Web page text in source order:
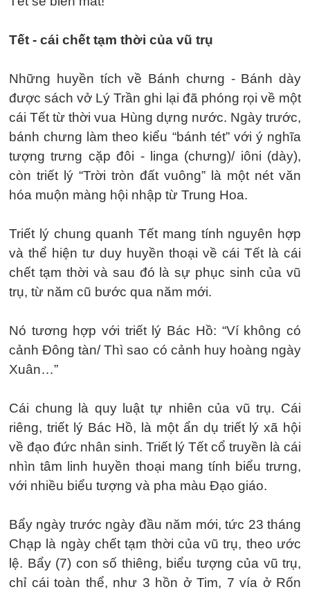
Tết - cái chết tạm thời của vũ trụ
Những huyền tích về Bánh chưng - Bánh dày
được sách vở Lý Trần ghi lại đã phóng rọi về một
cái Tết từ thời vua Hùng dựng nước. Ngày trước,
bánh chưng làm theo kiểu “bánh tét” với ý nghĩa
tượng trưng cặp đôi - linga (chưng)/ iôni (dày),
còn triết lý “Trời tròn đất vuông” là một nét văn
hóa muộn màng hội nhập từ Trung Hoa.
Triết lý chung quanh Tết mang tính nguyên hợp
và thể hiện tư duy huyền thoại về cái Tết là cái
chết tạm thời và sau đó là sự phục sinh của vũ
trụ, từ năm cũ bước qua năm mới.
Nó tương hợp với triết lý Bác Hồ: “Ví không có
cảnh Đông tàn/ Thì sao có cảnh huy hoàng ngày
Xuân…”
Cái chung là quy luật tự nhiên của vũ trụ. Cái
riêng, triết lý Bác Hồ, là một ẩn dụ triết lý xã hội
về đạo đức nhân sinh. Triết lý Tết cổ truyền là cái
nhìn tâm linh huyền thoại mang tính biểu trưng,
với nhiều biểu tượng và pha màu Đạo giáo.
Bẩy ngày trước ngày đầu năm mới, tức 23 tháng
Chạp là ngày chết tạm thời của vũ trụ, theo ước
lệ. Bẩy (7) con số thiêng, biểu tượng của vũ trụ,
chỉ cái toàn thể, như 3 hồn ở Tim, 7 vía ở Rốn